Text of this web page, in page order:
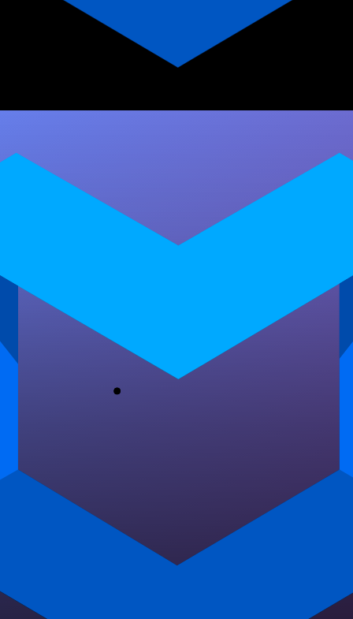
Domine os Termos Técnicos e
Destaque-se no Mercado
Glossário completo com os termos técnicos
essenciais para professores de danças latinas.
Saiba como dominar o lead & follow, timing,…